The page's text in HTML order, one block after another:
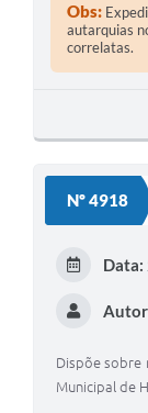
Obs:
autarquias
correlatas.
Nº 4918
Data:
Dispõe sobre
Municipal de